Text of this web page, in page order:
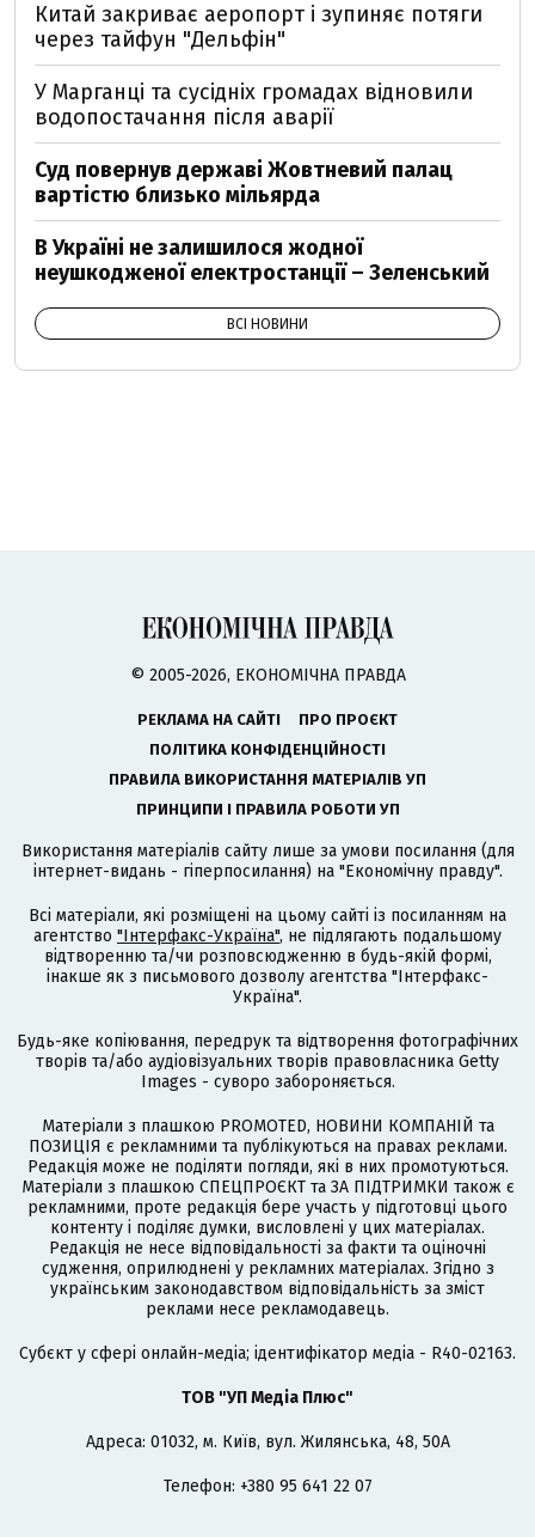
Китай закриває аеропорт і зупиняє потяги
через тайфун "Дельфін"
У Марганці та сусідніх громадах відновили
водопостачання після аварії
Суд повернув державі Жовтневий палац
вартістю близько мільярда
В Україні не залишилося жодної
неушкодженої електростанції – Зеленський
ВСІ НОВИНИ
© 2005-2026, ЕКОНОМІЧНА ПРАВДА
РЕКЛАМА НА САЙТІ
ПРО ПРОЄКТ
ПОЛІТИКА КОНФІДЕНЦІЙНОСТІ
ПРАВИЛА ВИКОРИСТАННЯ МАТЕРІАЛІВ УП
ПРИНЦИПИ І ПРАВИЛА РОБОТИ УП
Використання матеріалів сайту лише за умови посилання (для
інтернет-видань - гіперпосилання) на "Економічну правду".
Всі матеріали, які розміщені на цьому сайті із посиланням на
агентство "Інтерфакс-Україна", не підлягають подальшому
відтворенню та/чи розповсюдженню в будь-якій формі,
інакше як з письмового дозволу агентства "Інтерфакс-
Україна".
Будь-яке копіювання, передрук та відтворення фотографічних
творів та/або аудіовізуальних творів правовласника Getty
Images - суворо забороняється.
Матеріали з плашкою PROMOTED, НОВИНИ КОМПАНІЙ та
ПОЗИЦІЯ є рекламними та публікуються на правах реклами.
Редакція може не поділяти погляди, які в них промотуються.
Матеріали з плашкою СПЕЦПРОЄКТ та ЗА ПІДТРИМКИ також є
рекламними, проте редакція бере участь у підготовці цього
контенту і поділяє думки, висловлені у цих матеріалах.
Редакція не несе відповідальності за факти та оціночні
судження, оприлюднені у рекламних матеріалах. Згідно з
українським законодавством відповідальність за зміст
реклами несе рекламодавець.
Cубєкт у сфері онлайн-медіа; ідентифікатор медіа - R40-02163.
ТОВ "УП Медіа Плюс"
Адреса: 01032, м. Київ, вул. Жилянська, 48, 50А
Телефон: +380 95 641 22 07